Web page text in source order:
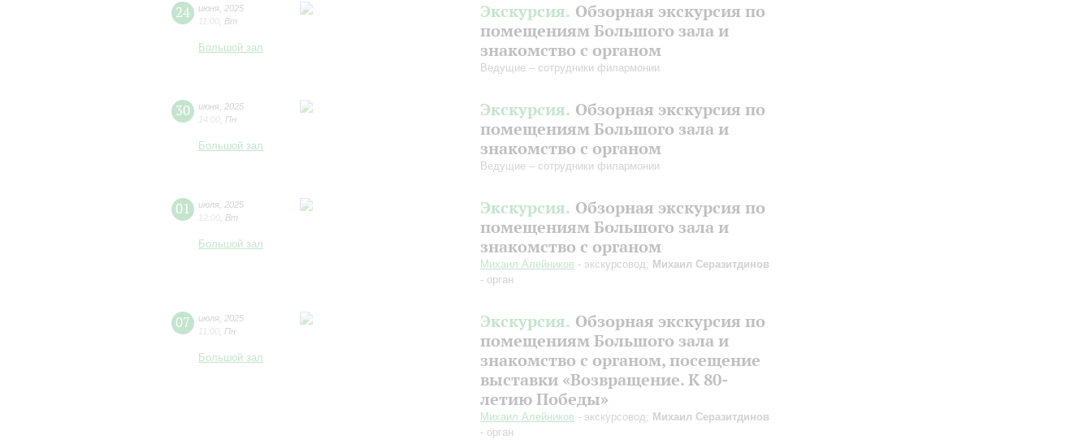
24 июня 2025
11:00 Вт
Большой зал
Экскурсия. Обзорная экскурсия по
помещениям Большого зала и
знакомство с органом
Ведущие – сотрудники филармонии
30 июня 2025
14:00 Пн
Большой зал
Экскурсия. Обзорная экскурсия по
помещениям Большого зала и
знакомство с органом
Ведущие – сотрудники филармонии
01 июля 2025
12:00 Вт
Большой зал
Экскурсия. Обзорная экскурсия по
помещениям Большого зала и
знакомство с органом
Михаил Алейников - экскурсовод; Михаил Серазитдинов
- орган
07 июля 2025
11:00 Пн
Большой зал
Экскурсия. Обзорная экскурсия по
помещениям Большого зала и
знакомство с органом, посещение
выставки «Возвращение. К 80-
летию Победы»
Михаил Алейников - экскурсовод; Михаил Серазитдинов
- орган